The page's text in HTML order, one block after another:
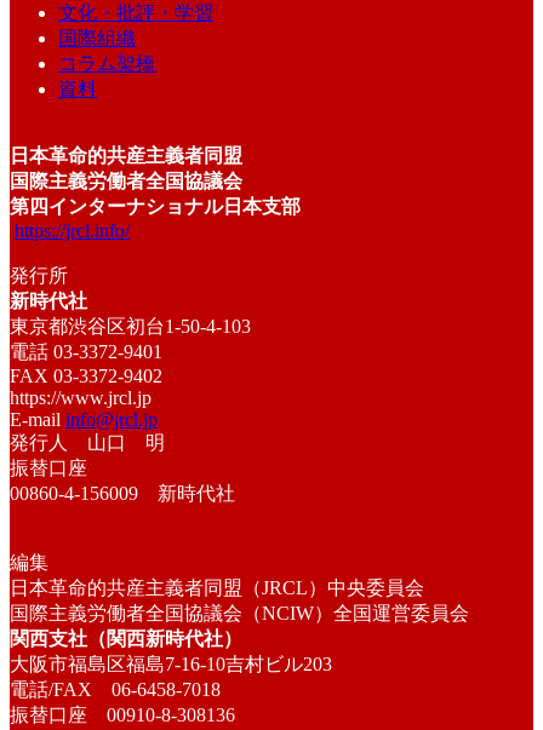
文化・批評・学習
国際組織
コラム架橋
資料
日本革命的共産主義者同盟
国際主義労働者全国協議会
第四インターナショナル日本支部
https://jrcl.info/
発行所
新時代社
東京都渋谷区初台1-50-4-103
電話 03-3372-9401
FAX 03-3372-9402
https://www.jrcl.jp
E-mail info@jrcl.jp
発行人 山口 明
振替口座
00860-4-156009 新時代社
編集
日本革命的共産主義者同盟（JRCL）中央委員会
国際主義労働者全国協議会（NCIW）全国運営委員会
関西支社（関西新時代社）
大阪市福島区福島7-16-10吉村ビル203
電話/FAX 06-6458-7018
振替口座 00910-8-308136